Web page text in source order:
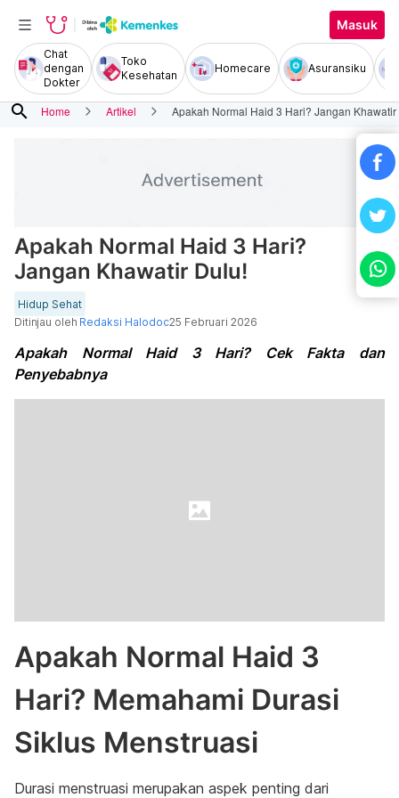
Masuk
Chat
dengan
Dokter
Toko
Kesehatan
Homecare Asuransiku
search Home Artikel Apakah Normal Haid 3 Hari? Jangan
Apakah Normal Haid 3 Hari?
Jangan Khawatir Dulu!
Hidup Sehat
Ditinjau oleh Redaksi Halodoc25 Februari 2026
Apakah Normal Haid 3 Hari? Cek Fakta dan
Penyebabnya
Apakah Normal Haid 3
Hari? Memahami Durasi
Siklus Menstruasi
Durasi menstruasi merupakan aspek penting dari